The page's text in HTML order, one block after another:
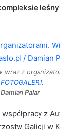
wraz z
FOTOGALERII.
Palar
z
Galicji w